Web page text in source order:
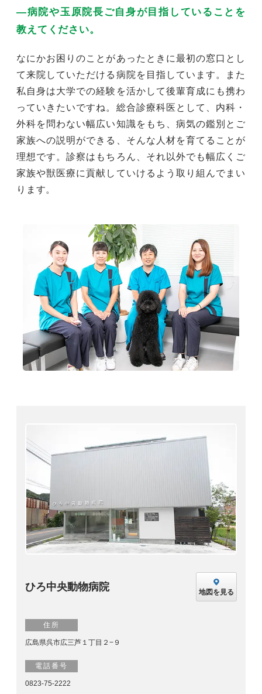
―病院や玉原院長ご自身が目指していることを
教えてください。
なにかお困りのことがあったときに最初の窓口とし
て来院していただける病院を目指しています。また
私自身は大学での経験を活かして後輩育成にも携わ
っていきたいですね。総合診療科医として、内科・
外科を問わない幅広い知識をもち、病気の鑑別とご
家族への説明ができる、そんな人材を育てることが
理想です。診察はもちろん、それ以外でも幅広くご
家族や獣医療に貢献していけるよう取り組んでまい
ります。
ひろ中央動物病院 地図を見る
住所
広島県呉市広三芦１丁目２−９
電話番号
0823-75-2222